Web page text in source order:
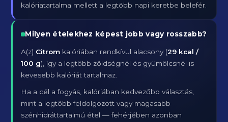
kalóriatartalma mellett a legtöbb napi keretbe belefér.
Milyen ételekhez képest jobb vagy rosszabb?
A(z) Citrom kalóriában rendkívül alacsony (29 kcal /
100 g), így a legtöbb zöldségnél és gyümölcsnél is
kevesebb kalóriát tartalmaz.
Ha a cél a fogyás, kalóriában kedvezőbb választás,
mint a legtöbb feldolgozott vagy magasabb
szénhidráttartalmú étel — fehérjében azonban